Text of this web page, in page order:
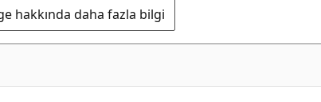
hakkında daha fazla bilgi